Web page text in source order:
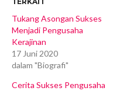
Tukang Asongan Sukses
Menjadi Pengusaha
Kerajinan
17 Juni 2020
dalam "Biografi"
Cerita Sukses Pengusaha